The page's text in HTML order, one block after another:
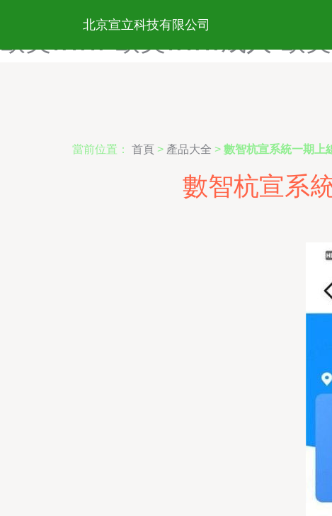
欧美BT日韩-欧美gay69-欧
北京宣立科技有限公司
當前位置： 首頁 > 產品大全 > 數智杭宣系統一期上
數智杭宣系